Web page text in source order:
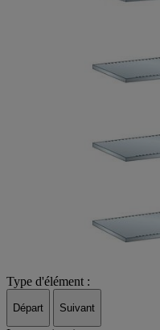
Type d'élément :
Départ Suivant